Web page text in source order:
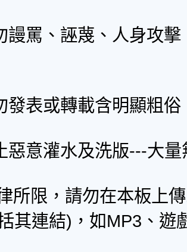
謾罵、誣蔑、人身攻
發表或轉載含明顯粗
惡意灌水及洗版---大
所限，請勿在本板上
其連結)，如MP3、遊